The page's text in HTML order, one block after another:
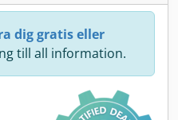
dig gratis eller
till all information.